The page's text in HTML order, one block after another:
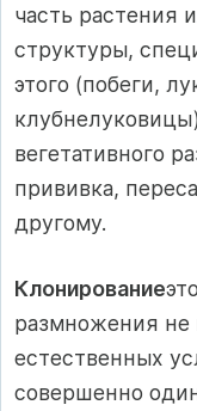
часть растения
структуры,
этого (побеги,
вегетативного
прививка,
другому.
Клонирование
размножения
естественных
совершенно